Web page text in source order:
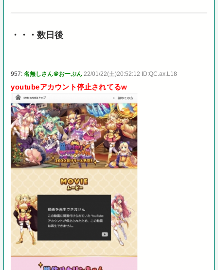
・・・数日後
957:名無しさん＠おーぷん 22/01/22(土)20:52:12 ID:QC.ax.L18
youtubeアカウント停止されてるw